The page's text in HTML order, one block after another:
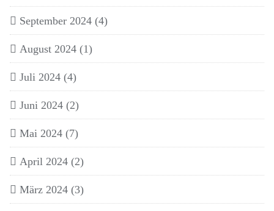
September 2024 (4)
August 2024 (1)
Juli 2024 (4)
Juni 2024 (2)
Mai 2024 (7)
April 2024 (2)
März 2024 (3)